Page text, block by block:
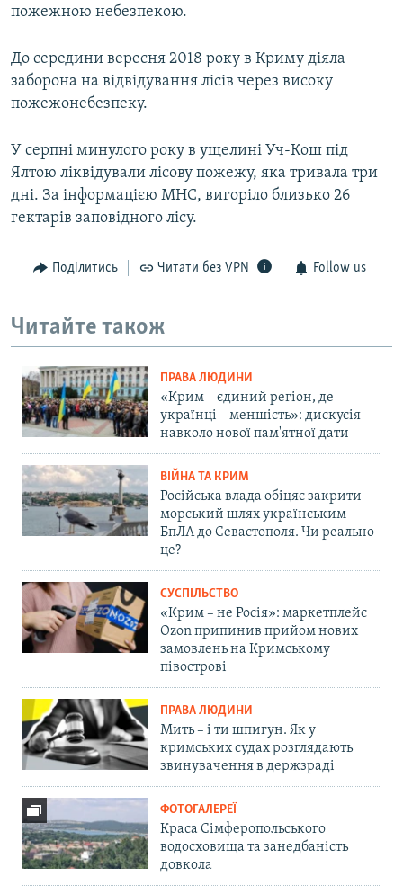
пожежною небезпекою.
До середини вересня 2018 року в Криму діяла
заборона на відвідування лісів через високу
пожежонебезпеку.
У серпні минулого року в ущелині Уч-Кош під
Ялтою ліквідували лісову пожежу, яка тривала три
дні. За інформацією МНС, вигоріло близько 26
гектарів заповідного лісу.
Поділитись Читати без VPN Follow us
Читайте також
ПРАВА ЛЮДИНИ
«Крим – єдиний регіон, де
українці – меншість»: дискусія
навколо нової пам'ятної дати
ВІЙНА ТА КРИМ
Російська влада обіцяє закрити
морський шлях українським
БпЛА до Севастополя. Чи реально
це?
СУСПІЛЬСТВО
«Крим – не Росія»: маркетплейс
Ozon припинив прийом нових
замовлень на Кримському
півострові
ПРАВА ЛЮДИНИ
Мить – і ти шпигун. Як у
кримських судах розглядають
звинувачення в держзраді
ФОТОГАЛЕРЕЇ
Краса Сімферопольського
водосховища та занедбаність
довкола